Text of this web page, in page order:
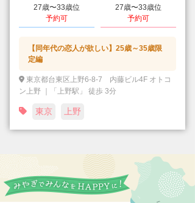
27歳〜33歳位
予約可
27歳〜33歳位
予約可
【同年代の恋人が欲しい】25歳～35歳限
定編
東京都台東区上野6-8-7 内藤ビル4F オトコ
ン上野 ｜「上野駅」 徒歩 3分
東京 上野